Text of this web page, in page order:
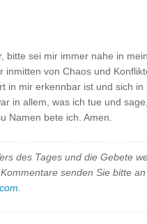
bitte sei mir immer nahe in
inmitten von Chaos und
in mir erkennbar ist und sich
in allem, was ich tue und
Namen bete ich. Amen.
des Tages und die Gebete
senden Sie bitte an